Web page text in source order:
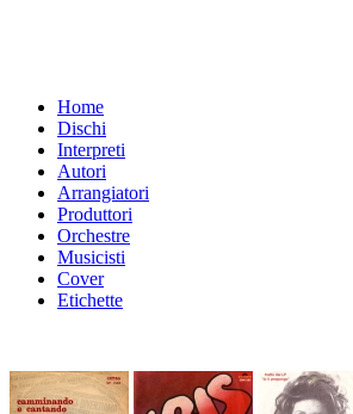
Home
Dischi
Interpreti
Autori
Arrangiatori
Produttori
Orchestre
Musicisti
Cover
Etichette